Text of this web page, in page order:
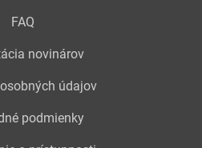
FAQ
novinárov
údajov
podmienky